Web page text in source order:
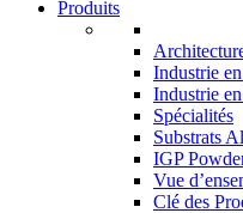
Produits
Industrie
Industrie
Spécialités
Substrats
IGP
Vue
Clé des